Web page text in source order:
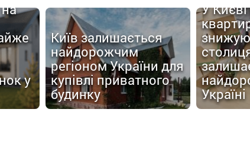
у
Київ залишається
найдорожчим
регіоном України для
купівлі приватного
будинку
У
Україні